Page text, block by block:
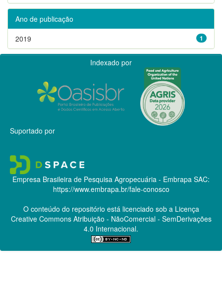
Ano de publicação
1
2019
Indexado por
Suportado por
Empresa Brasileira de Pesquisa Agropecuária - Embrapa SAC:
https://www.embrapa.br/fale-conosco
O conteúdo do repositório está licenciado sob a Licença
Creative CommonsAtribuição - NãoComercial - SemDerivações
4.0 Internacional.